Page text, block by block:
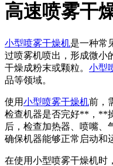
高速喷雾干
小型喷雾干燥机是一种常
过喷雾机喷出，形成微小
干燥成粉末或颗粒。 小型
品等领域。
使用小型喷雾干燥机前，
检查机器是否完好**，**
后，检查加热器、喷嘴、
确保机器能够正常启动和
在使用小型喷雾干燥机时